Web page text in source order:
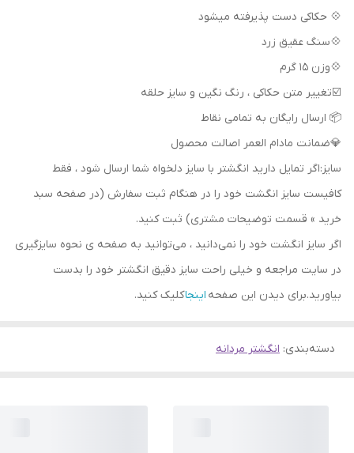
💠 حکاکی دست پذیرفته میشود
💠سنگ عقیق زرد
💠وزن 15 گرم
📦 ارسال رایگان به تمامی نقاط
💎ضمانت مادام العمر اصالت محصول
سایز:اگر تمایل دارید انگشتر با سایز دلخواه شما ارسال شود ، فقط
کافیست سایز انگشت خود را در هنگام ثبت سفارش (در صفحه سبد
خرید » قسمت توضیحات مشتری) ثبت کنید.
اگر سایز انگشت خود را نمی‌دانید ، می‌توانید به صفحه ی نحوه سایزگیری
در سایت مراجعه و خیلی راحت سایز دقیق انگشتر خود را بدست
بیاورید.برای دیدن این صفحه اینجاکلیک کنید.
دسته‌بندی: انگشتر مردانه